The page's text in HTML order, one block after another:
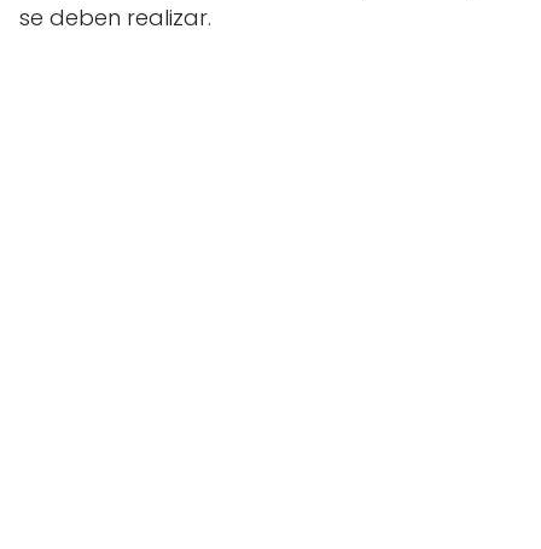
se deben realizar.